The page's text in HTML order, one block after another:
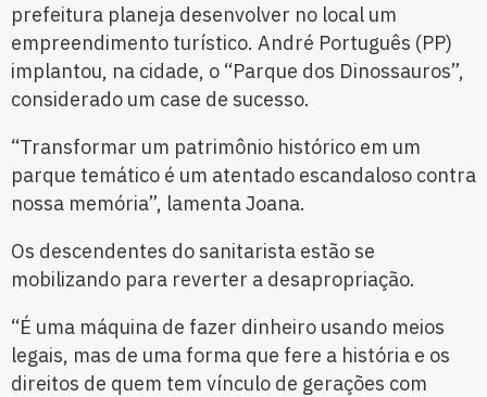
prefeitura planeja desenvolver no local um
empreendimento turístico. André Português (PP)
implantou, na cidade, o “Parque dos Dinossauros”,
considerado um case de sucesso.
“Transformar um patrimônio histórico em um
parque temático é um atentado escandaloso contra
nossa memória”, lamenta Joana.
Os descendentes do sanitarista estão se
mobilizando para reverter a desapropriação.
“É uma máquina de fazer dinheiro usando meios
legais, mas de uma forma que fere a história e os
direitos de quem tem vínculo de gerações com